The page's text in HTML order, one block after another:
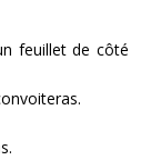
feuillet de côté